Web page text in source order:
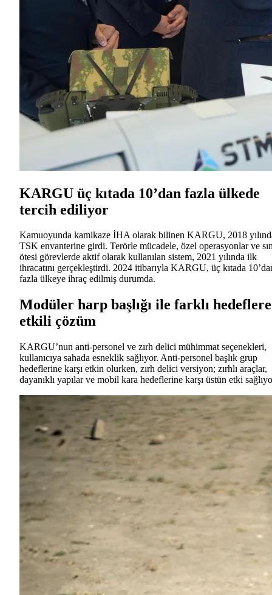
KARGU üç kıtada 10’dan fazla ülkede
tercih ediliyor
Kamuoyunda kamikaze İHA olarak bilinen KARGU, 2018
TSK envanterine girdi. Terörle mücadele, özel operasyonlar ve
ötesi görevlerde aktif olarak kullanılan sistem, 2021 yılında ilk
ihracatını gerçekleştirdi. 2024 itibarıyla KARGU, üç kıtada
fazla ülkeye ihraç edilmiş durumda.
Modüler harp başlığı ile farklı hedeflere
etkili çözüm
KARGU’nun anti-personel ve zırh delici mühimmat seçenekleri,
kullanıcıya sahada esneklik sağlıyor. Anti-personel başlık grup
hedeflerine karşı etkin olurken, zırh delici versiyon; zırhlı araçlar,
dayanıklı yapılar ve mobil kara hedeflerine karşı üstün etki